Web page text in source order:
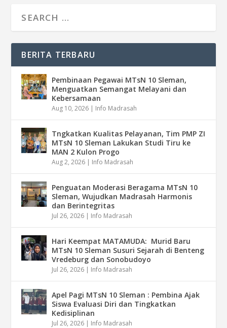
BERITA TERBARU
Pembinaan Pegawai MTsN 10 Sleman,
Menguatkan Semangat Melayani dan
Kebersamaan
Aug 10, 2026 | Info Madrasah
Tngkatkan Kualitas Pelayanan, Tim PMP ZI
MTsN 10 Sleman Lakukan Studi Tiru ke
MAN 2 Kulon Progo
Aug 2, 2026 | Info Madrasah
Penguatan Moderasi Beragama MTsN 10
Sleman, Wujudkan Madrasah Harmonis
dan Berintegritas
Jul 26, 2026 | Info Madrasah
Hari Keempat MATAMUDA: Murid Baru
MTsN 10 Sleman Susuri Sejarah di Benteng
Vredeburg dan Sonobudoyo
Jul 26, 2026 | Info Madrasah
Apel Pagi MTsN 10 Sleman : Pembina Ajak
Siswa Evaluasi Diri dan Tingkatkan
Kedisiplinan
Jul 26, 2026 | Info Madrasah